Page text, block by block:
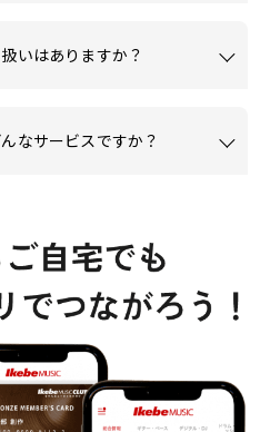
いはありますか？
なサービスですか？